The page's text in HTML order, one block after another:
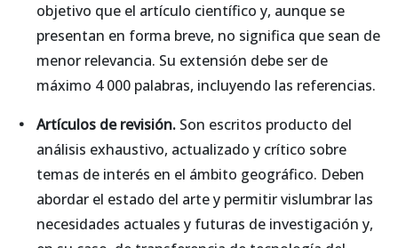
objetivo que el artículo científico y, aunque se
presentan en forma breve, no significa que sean de
menor relevancia. Su extensión debe ser de
máximo 4 000 palabras, incluyendo las referencias.
Artículos de revisión. Son escritos producto del
análisis exhaustivo, actualizado y crítico sobre
temas de interés en el ámbito geográfico. Deben
abordar el estado del arte y permitir vislumbrar las
necesidades actuales y futuras de investigación y,